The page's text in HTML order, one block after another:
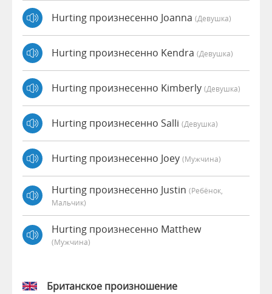
Hurting произнесенно Joanna (девушка)
Hurting произнесенно Kendra (девушка)
Hurting произнесенно Kimberly (девушка)
Hurting произнесенно Salli (девушка)
Hurting произнесенно Joey (мужчина)
Hurting произнесенно Justin (Ребёнок,
Мальчик)
Hurting произнесенно Matthew
(мужчина)
Британское произношение